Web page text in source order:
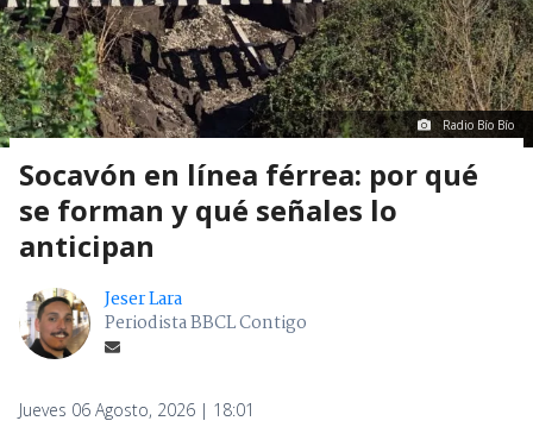
Radio Bío Bío
Socavón en línea férrea: por qué
se forman y qué señales lo
anticipan
Jeser Lara
Periodista BBCL Contigo
Jueves 06 Agosto, 2026 | 18:01